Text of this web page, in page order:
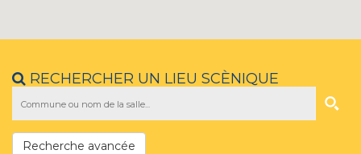
RECHERCHER UN LIEU SCÈNIQUE
Recherche avancée